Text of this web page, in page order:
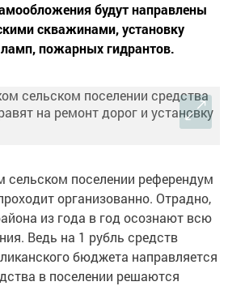
будут направлены
скважинами, установку
пожарных гидрантов.
сельском поселении референдум
организованно. Отрадно,
из года в год осознают всю
Ведь на 1 рубль средств
бюджета направляется
в поселении решаются